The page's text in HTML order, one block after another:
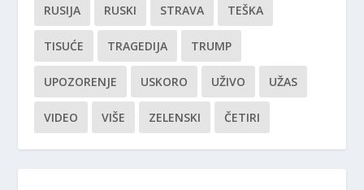
RUSIJA RUSKI STRAVA TEŠKA
TISUĆE TRAGEDIJA TRUMP
UPOZORENJE USKORO UŽIVO UŽAS
VIDEO VIŠE ZELENSKI ČETIRI